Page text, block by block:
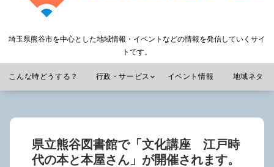
埼玉県熊谷市を中心とした地域情報・イベントなどの情報を発信していくサイ
トです。
こんな時どうする？ 行政・サービス イベント情報 地域ネタ
県立熊谷図書館で「文化講座 江戸時
代の本と本屋さん」が開催されます。